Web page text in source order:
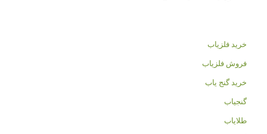
خرید فلزیاب
فروش فلزیاب
خرید گنج یاب
گنجیاب
طلایاب